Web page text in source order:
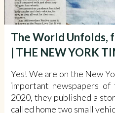
The World Unfolds,
| THE NEW YORK
Yes! We are on the New
important newspapers
2020, they published a
called home two small